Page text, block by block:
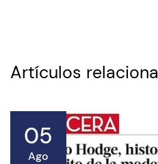
Artículos
05
Ago